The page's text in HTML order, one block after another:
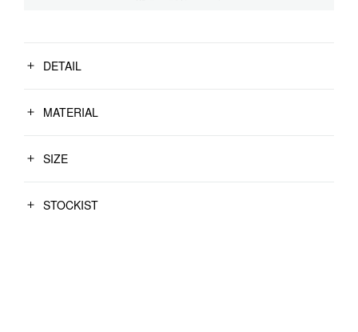
DETAIL
MATERIAL
SIZE
STOCKIST